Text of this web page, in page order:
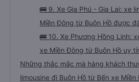
🚌 9. Xe Gia Phú - Gia Lai: xe
Miền Đông từ Buôn Hồ được
🚌 10. Xe Phương Hồng Linh:
xe Miền Đông từ Buôn Hồ uy
Những thắc mắc mà hàng khách
limousine đi Buôn Hồ từ Bến xe Miền